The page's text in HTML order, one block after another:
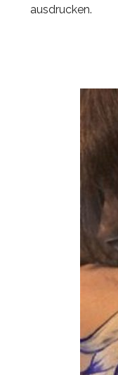
ausdrucken.